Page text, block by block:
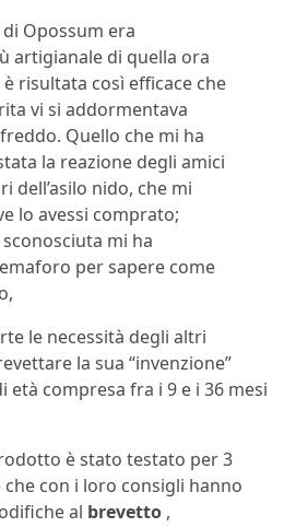
Opossum era
artigianale di quella ora
risultata così efficace che
vi si addormentava
Quello che mi ha
la reazione degli amici
dell’asilo nido, che mi
lo avessi comprato;
mi ha
per sapere come
le necessità degli altri
la sua “invenzione”
età compresa fra i 9 e i 36 mesi
è stato testato per 3
con i loro consigli hanno
al brevetto ,